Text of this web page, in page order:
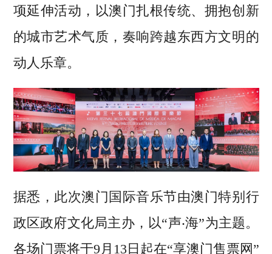
项延伸活动，以澳门扎根传统、拥抱创新
的城市艺术气质，奏响跨越东西方文明的
动人乐章。
据悉，此次澳门国际音乐节由澳门特别行
政区政府文化局主办，以“声‧海”为主题。
各场门票将于9月13日起在“享澳门售票网”